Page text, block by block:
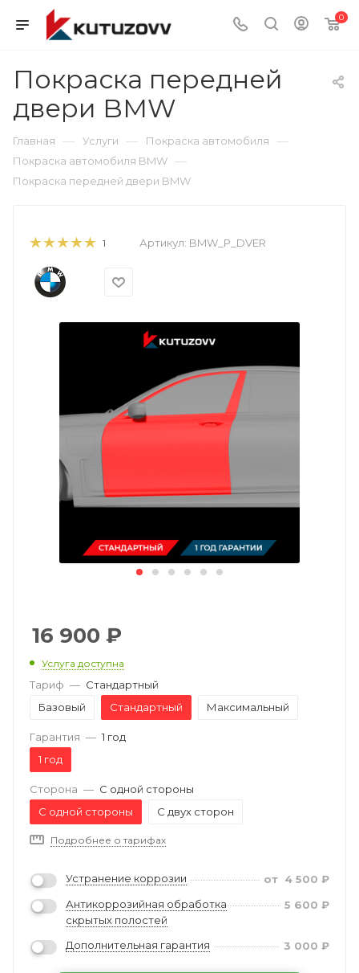
0
Покраска передней
двери BMW
Главная — Услуги — Покраска автомобиля —
Покраска автомобиля BMW —
Покраска передней двери BMW
1 Артикул: BMW_P_DVER
16 900 ₽
Услуга доступна
Тариф — Стандартный
Базовый
Стандартный Максимальный
Гарантия — 1 год
1 год
Сторона — С одной стороны
С одной стороны
С двух сторон
Подробнее о тарифах
Устранение коррозии от 4 500 ₽
Антикоррозийная обработка
скрытых полостей
5 600 ₽
Дополнительная гарантия 3 000 ₽